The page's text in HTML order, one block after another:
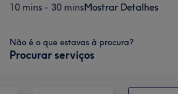
10 mins - 30 minsMostrar Detalhes
Não é o que estavas à procura?
Procurar serviços